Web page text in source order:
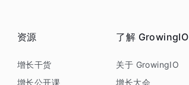
资源
增长干货
增长公开课
了解 GrowingIO
关于 GrowingIO
增长大会